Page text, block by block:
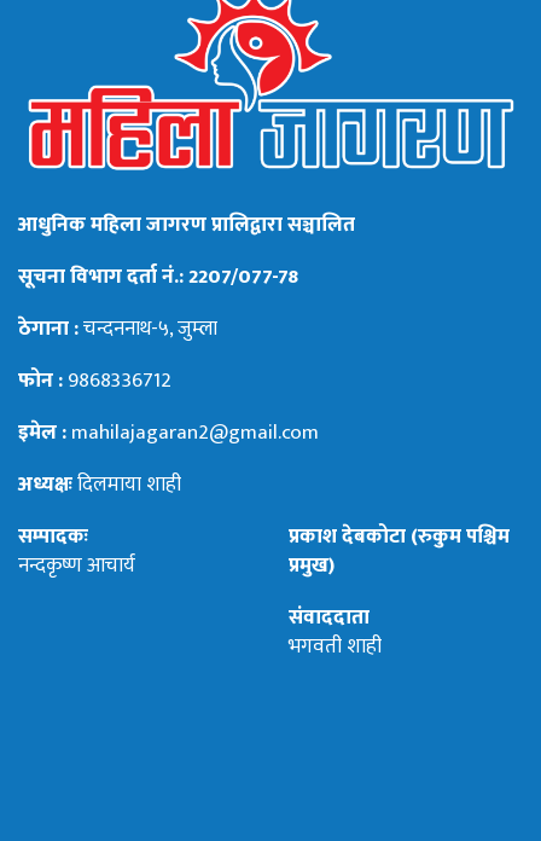
आधुनिक महिला जागरण प्रालिद्वारा सञ्चालित
सूचना विभाग दर्ता नं.: 2207/077-78
ठेगाना :चन्दननाथ-५, जुम्ला
फोन :9868336712
इमेल :mahilajagaran2@gmail.com
अध्यक्षःदिलमाया शाही
सम्पादकः
नन्दकृष्ण आचार्य
प्रकाश देबकोटा (रुकुम पश्चिम
प्रमुख)
संवाददाता
भगवती शाही